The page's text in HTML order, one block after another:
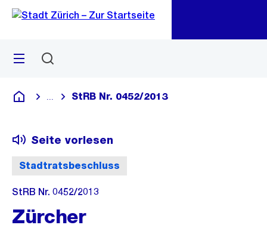
Navigation
Sprunglink
Menü
Deutsch
Blende alle Breadcrumbs ein
StRB Nr. 0452/2013
Stadtratsbeschluss
Seite vorlesen
StRB Nr. 0452/2013
Zürcher